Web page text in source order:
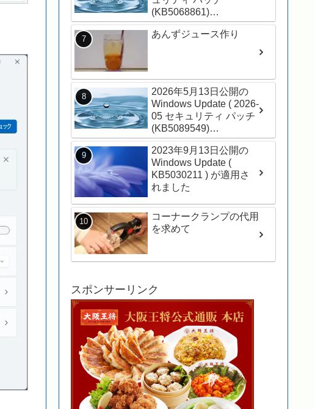
(KB5068861)
(26200.7171) ) を適用し
ました
あんずジュース作り
2026年5月13日公開の
Windows Update ( 2026-
05 セキュリティ パッチ
(KB5089549)
(26200.8457) ) が適用さ
れました
2023年9月13日公開の
Windows Update (
KB5030211 ) が適用さ
れました
コーナークランプの代用
を求めて
スポンサーリンク